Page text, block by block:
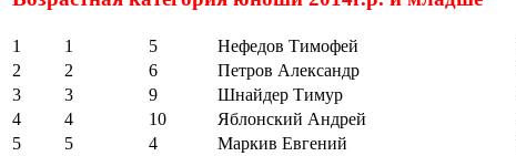
1 1 5 Нефедов Тимофей
2
2 6 Петров Александр
3
3 9 Шнайдер Тимур
4
4 10 Яблонский Андрей
5
5 4 Маркив Евгений